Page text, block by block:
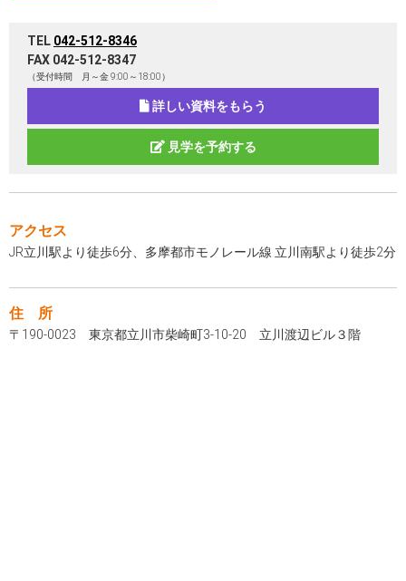
TEL 042-512-8346
FAX 042-512-8347
（受付時間 月～金 9:00～18:00）
詳しい資料をもらう
見学を予約する
アクセス
JR立川駅より徒歩6分、多摩都市モノレール線 立川南駅より徒歩2分
住 所
〒190-0023 東京都立川市柴崎町3-10-20 立川渡辺ビル３階